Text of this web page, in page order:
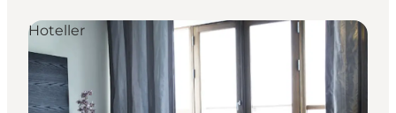
Hoteller